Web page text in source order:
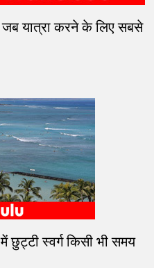
यात्रा करने के लिए सबसे
छुट्टी स्वर्ग किसी भी समय